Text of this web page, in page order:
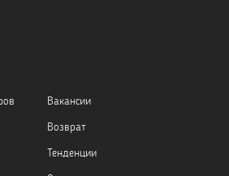
Вакансии
Возврат
Тенденции